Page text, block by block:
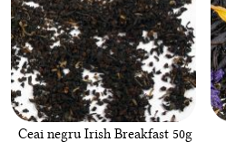
Ceai negru Irish Breakfast 50g